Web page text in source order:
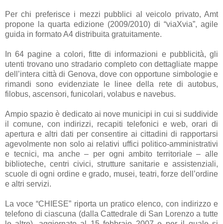
Per chi preferisce i mezzi pubblici al veicolo privato, Amt
propone la quarta edizione (2009/2010) di “viaXvia”, agile
guida in formato A4 distribuita gratuitamente.
In 64 pagine a colori, fitte di informazioni e pubblicità, gli
utenti trovano uno stradario completo con dettagliate mappe
dell’intera città di Genova, dove con opportune simbologie e
rimandi sono evidenziate le linee della rete di autobus,
filobus, ascensori, funicolari, volabus e navebus.
Ampio spazio è dedicato ai nove municipi in cui si suddivide
il comune, con indirizzi, recapiti telefonici e web, orari di
apertura e altri dati per consentire ai cittadini di rapportarsi
agevolmente non solo ai relativi uffici politico-amministrativi
e tecnici, ma anche – per ogni ambito territoriale – alle
biblioteche, centri civici, strutture sanitarie e assistenziali,
scuole di ogni ordine e grado, musei, teatri, forze dell’ordine
e altri servizi.
La voce “CHIESE” riporta un pratico elenco, con indirizzo e
telefono di ciascuna (dalla Cattedrale di San Lorenzo a tutte